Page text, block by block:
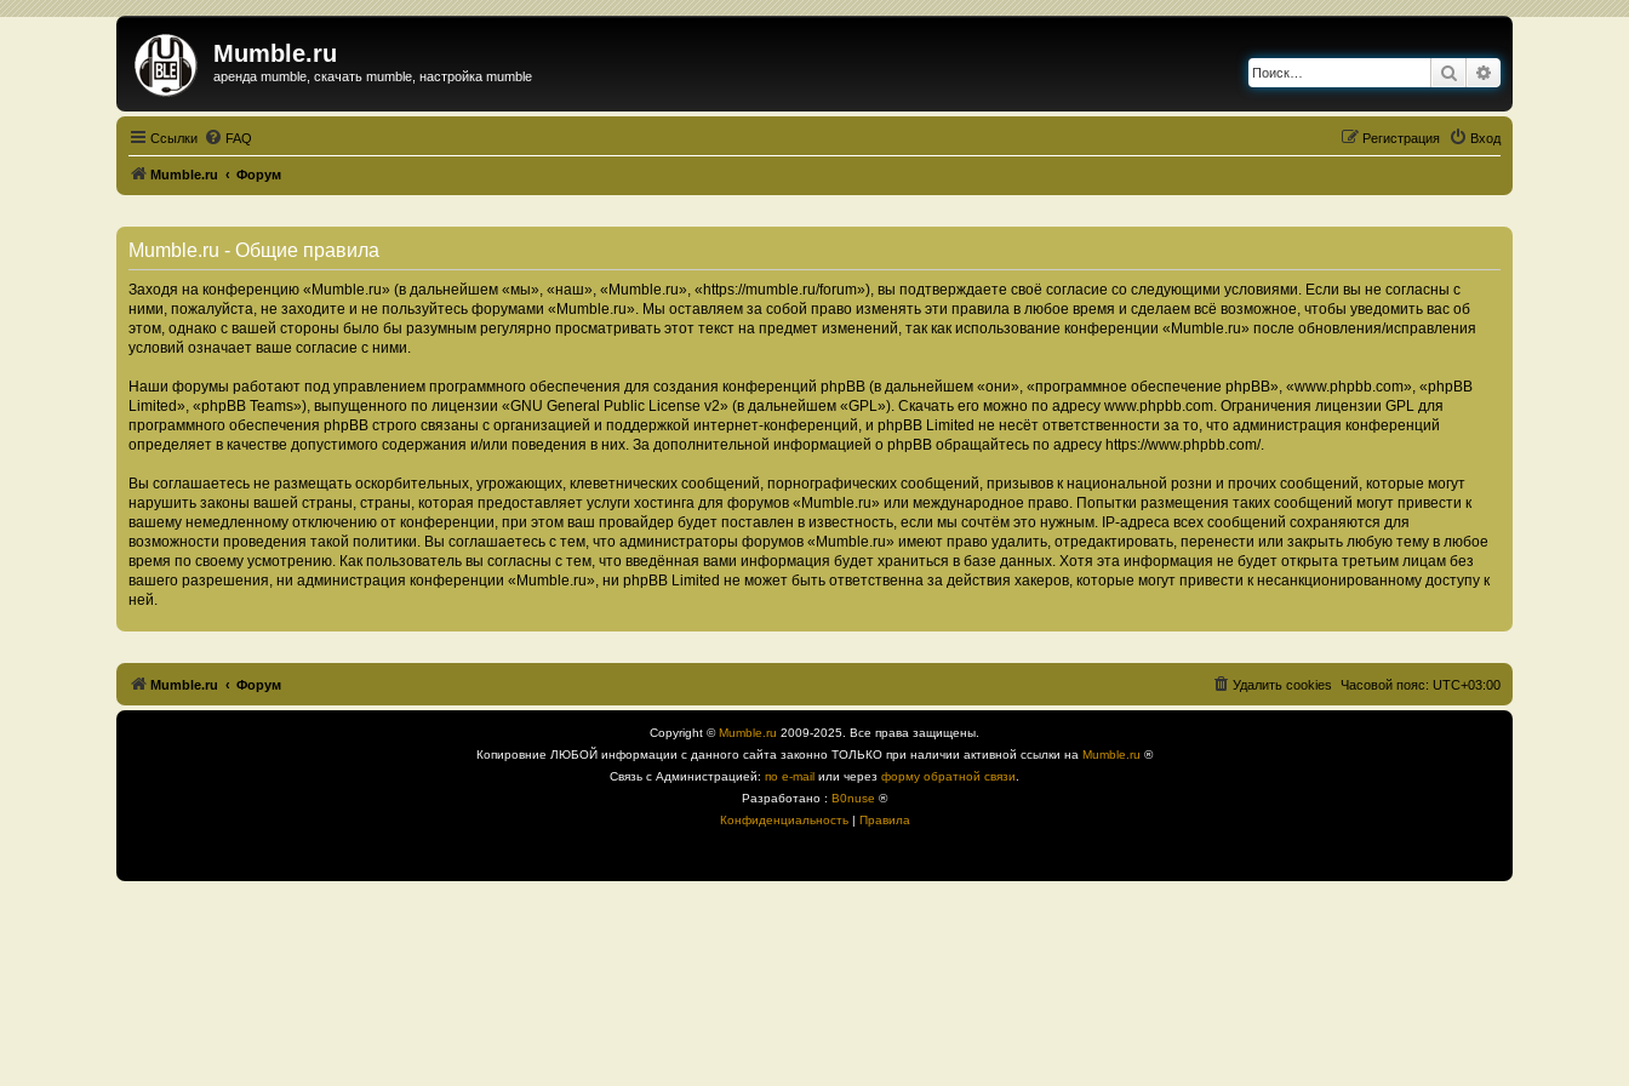
Mumble.ru
аренда mumble, скачать mumble, настройка mumble Поиск
Ссылки FAQ Вход
Регистрация
Mumble.ru Форум
Mumble.ru - Общие правила
Заходя на конференцию «Mumble.ru» (в дальнейшем «мы», «наш», «Mumble.ru», «https://mumble.ru/forum»), вы подтверждаете своё согласие со следующими условиями. Если вы не согласны с
ними, пожалуйста, не заходите и не пользуйтесь форумами «Mumble.ru». Мы оставляем за собой право изменять эти правила в любое время и сделаем всё возможное, чтобы уведомить вас об
этом, однако с вашей стороны было бы разумным регулярно просматривать этот текст на предмет изменений, так как использование конференции «Mumble.ru» после обновления/исправления
условий означает ваше согласие с ними.
Наши форумы работают под управлением программного обеспечения для создания конференций phpBB (в дальнейшем «они», «программное обеспечение phpBB», «www.phpbb.com», «phpBB
Limited», «phpBB Teams»), выпущенного по лицензии «GNU General Public License v2» (в дальнейшем «GPL»). Скачать его можно по адресу www.phpbb.com . Ограничения лицензии GPL для
программного обеспечения phpBB строго связаны с организацией и поддержкой интернет-конференций, и phpBB Limited не несёт ответственности за то, что администрация конференций
определяет в качестве допустимого содержания и/или поведения в них. За дополнительной информацией о phpBB обращайтесь по адресу https://www.phpbb.com/.
Вы соглашаетесь не размещать оскорбительных, угрожающих, клеветнических сообщений, порнографических сообщений, призывов к национальной розни и прочих сообщений, которые могут
нарушить законы вашей страны, страны, которая предоставляет услуги хостинга для форумов «Mumble.ru» или международное право. Попытки размещения таких сообщений могут привести к
вашему немедленному отключению от конференции, при этом ваш провайдер будет поставлен в известность, если мы сочтём это нужным. IP-адреса всех сообщений сохраняются для
возможности проведения такой политики. Вы соглашаетесь с тем, что администраторы форумов «Mumble.ru» имеют право удалить, отредактировать, перенести или закрыть любую тему в любое
время по своему усмотрению. Как пользователь вы согласны с тем, что введённая вами информация будет храниться в базе данных. Хотя эта информация не будет открыта третьим лицам без
вашего разрешения, ни администрация конференции «Mumble.ru», ни phpBB Limited не может быть ответственна за действия хакеров, которые могут привести к несанкционированному доступу к
ней.
Mumble.ru Форум Часовой пояс: UTC+03:00
Удалить cookies
Copyright ©Mumble.ru 2009-2025. Все права защищены.
Копировние ЛЮБОЙ информации с данного сайта законно ТОЛЬКО при наличии активной ссылки на Mumble.ru ®
Связь с Администрацией: по e-mail или через форму обратной связи
Разработано : B0nuse ®
Конфиденциальность| Правила